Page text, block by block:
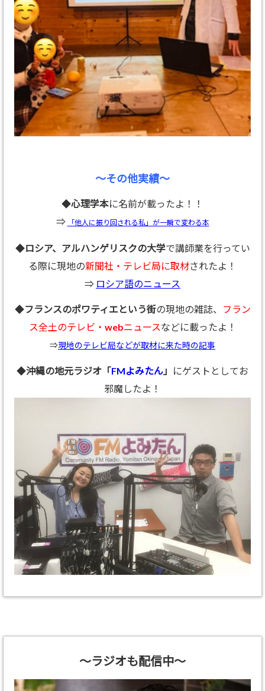
～その他実績～
◆心理学本に名前が載ったよ！！
⇒
「他人に振り回される私」が一瞬で変わる本
◆ロシア、アルハンゲリスクの大学で講師業を行ってい
る際に現地の新聞社・テレビ局に取材されたよ！
⇒ ロシア語のニュース
◆フランスのポワティエという街の現地の雑誌、
フラン
ス全土のテレビ・webニュースなどに載ったよ！
⇒現地のテレビ局などが取材に来た時の記事
◆沖縄の地元ラジオ「FMよみたん 」
にゲストとしてお
邪魔したよ！
～ラジオも配信中～